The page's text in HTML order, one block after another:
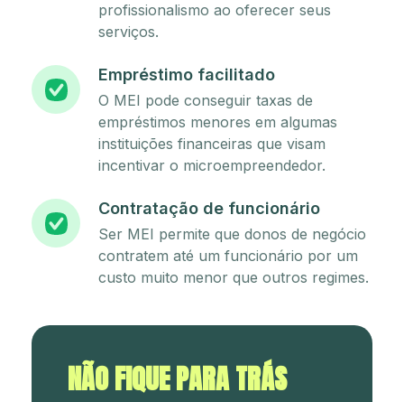
profissionalismo ao oferecer seus
serviços.
Empréstimo facilitado
O MEI pode conseguir taxas de
empréstimos menores em algumas
instituições financeiras que visam
incentivar o microempreendedor.
Contratação de funcionário
Ser MEI permite que donos de negócio
contratem até um funcionário por um
custo muito menor que outros regimes.
NÃO FIQUE PARA TRÁS